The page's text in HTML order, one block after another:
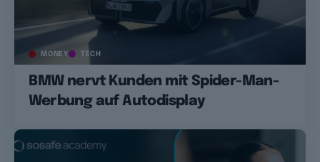
MONEY TECH
BMW nervt Kunden mit Spider-Man-
Werbung auf Autodisplay